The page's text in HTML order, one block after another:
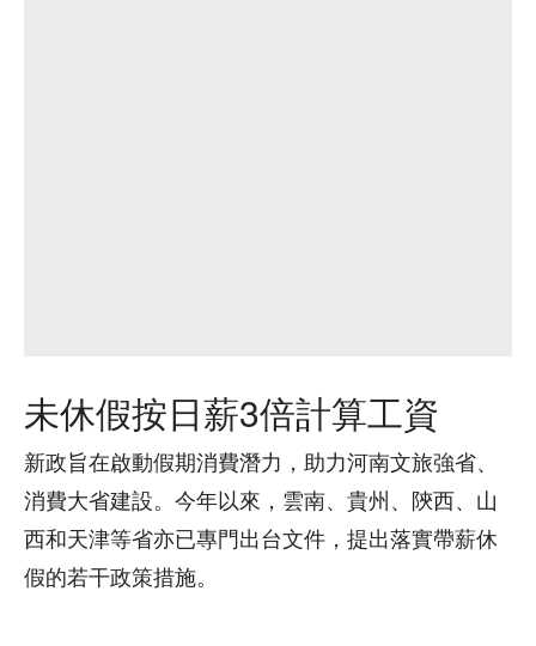
未休假按日薪3倍計算工資
新政旨在啟動假期消費潛力，助力河南文旅強省、
消費大省建設。今年以來，雲南、貴州、陝西、山
西和天津等省亦已專門出台文件，提出落實帶薪休
假的若干政策措施。